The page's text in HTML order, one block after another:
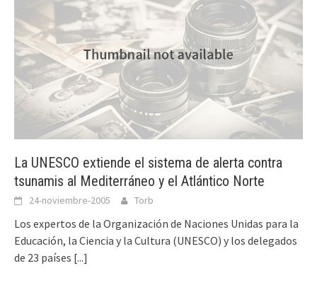
La UNESCO extiende el sistema de alerta contra
tsunamis al Mediterráneo y el Atlántico Norte
24-noviembre-2005 Torb
Los expertos de la Organización de Naciones Unidas para la
Educación, la Ciencia y la Cultura (UNESCO) y los delegados
de 23 países [...]